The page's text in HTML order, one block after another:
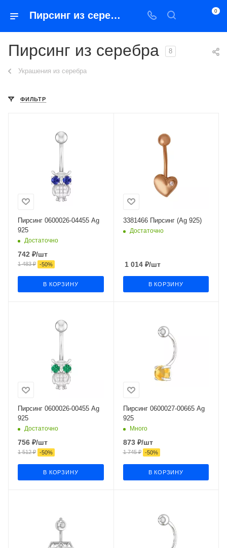
Пирсинг из серебра 0
Пирсинг из серебра 8
Украшения из серебра
ФИЛЬТР
Пирсинг 0600026-04455 Ag
925
Достаточно
742 ₽/шт
1 483₽ -50%
В КОРЗИНУ
3381466 Пирсинг (Ag 925)
Достаточно
1 014₽/шт
В КОРЗИНУ
Пирсинг 0600026-00455 Ag
925
Достаточно
756 ₽/шт
1 512₽ -50%
В КОРЗИНУ
Пирсинг 0600027-00665 Ag
925
Много
873₽/шт
1 745₽ -50%
В КОРЗИНУ